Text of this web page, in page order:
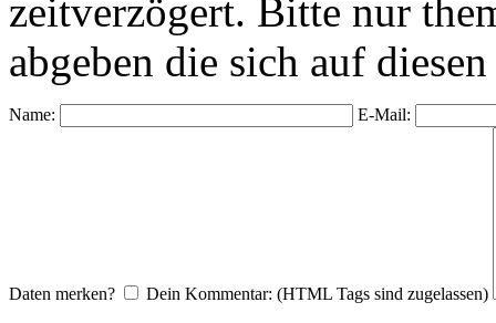
zeitverzögert. Bitte nur
abgeben die sich auf
Name: E-Mail:
Daten merken? Dein Kommentar: (HTML Tags sind zugelassen)